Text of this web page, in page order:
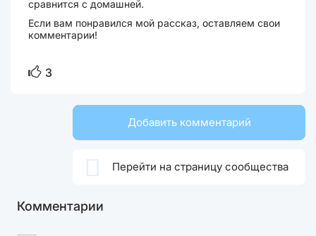
сравнится с домашней.
Если вам понравился мой рассказ, оставляем свои
комментарии!
3
Добавить комментарий
Перейти на страницу сообщества
Комментарии